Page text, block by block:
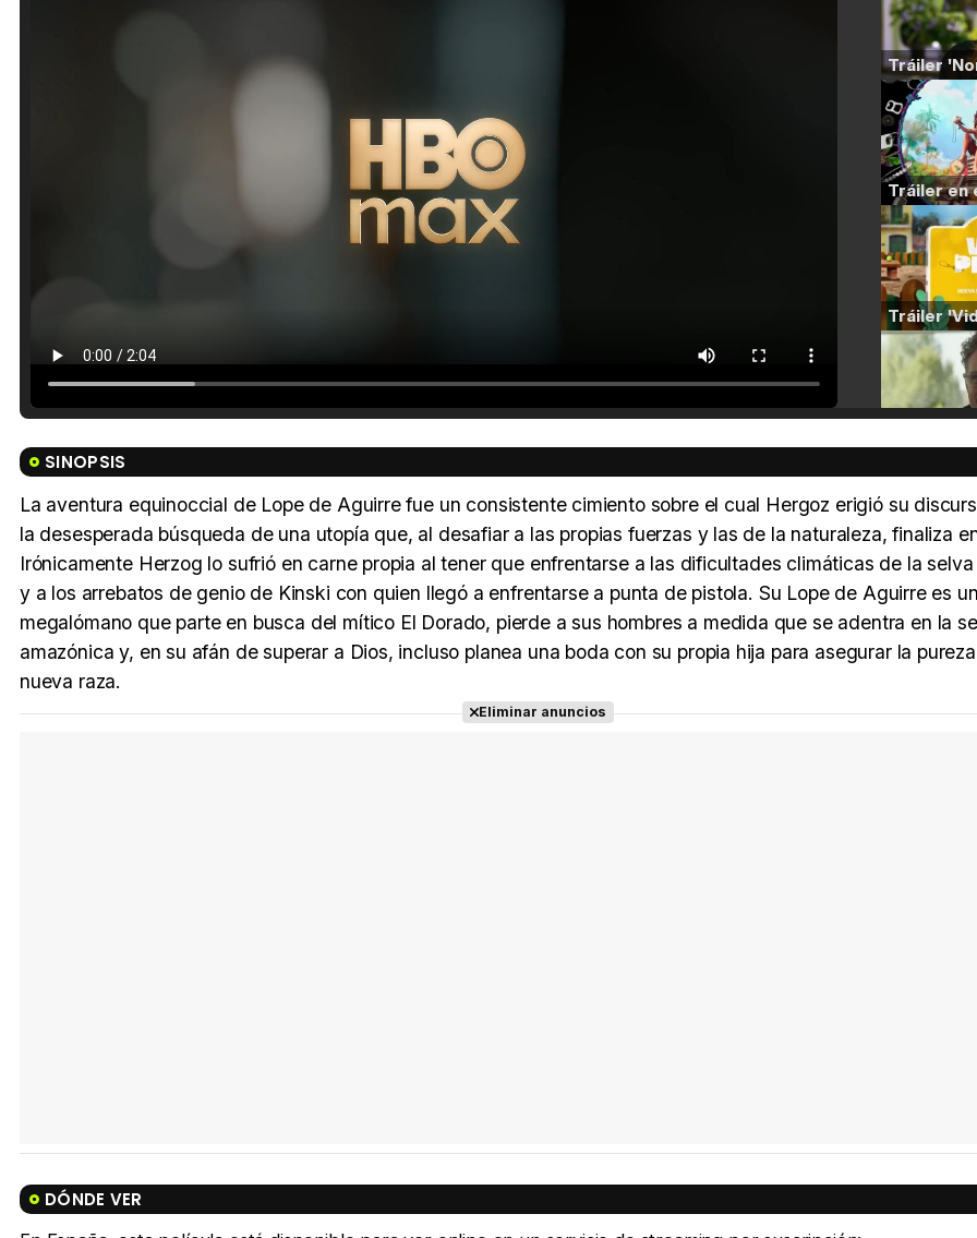
SINOPSIS
La aventura equinoccial de Lope de Aguirre fue un consistente cimiento sobre el cual Hergoz erigió su
la desesperada búsqueda de una utopía que, al desafiar a las propias fuerzas y las de la naturaleza, finaliza
Irónicamente Herzog lo sufrió en carne propia al tener que enfrentarse a las dificultades climáticas de la
y a los arrebatos de genio de Kinski con quien llegó a enfrentarse a punta de pistola. Su Lope de Aguirre es
megalómano que parte en busca del mítico El Dorado, pierde a sus hombres a medida que se adentra en la
amazónica y, en su afán de superar a Dios, incluso planea una boda con su propia hija para asegurar la
nueva raza.
Eliminar anuncios
DÓNDE VER